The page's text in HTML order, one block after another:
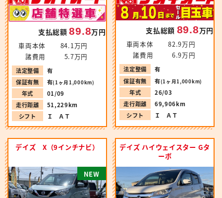
支払総額89.8万円
車両本体
84.1万円
諸費用
5.7万円
法定整備
有
保証有無
有(1ヶ月1,000km)
年式
01/09
走行距離
51,229km
シフト
Ｉ ＡＴ
支払総額 89.8万円
車両本体
82.9万円
諸費用
6.9万円
法定整備
有
保証有無
有(1ヶ月1,000km)
年式
26/03
走行距離
69,906km
シフト
Ｉ ＡＴ
デイズ X（9インチナビ）
NE W
デイズ ハイウェイスター Gタ
ーボ